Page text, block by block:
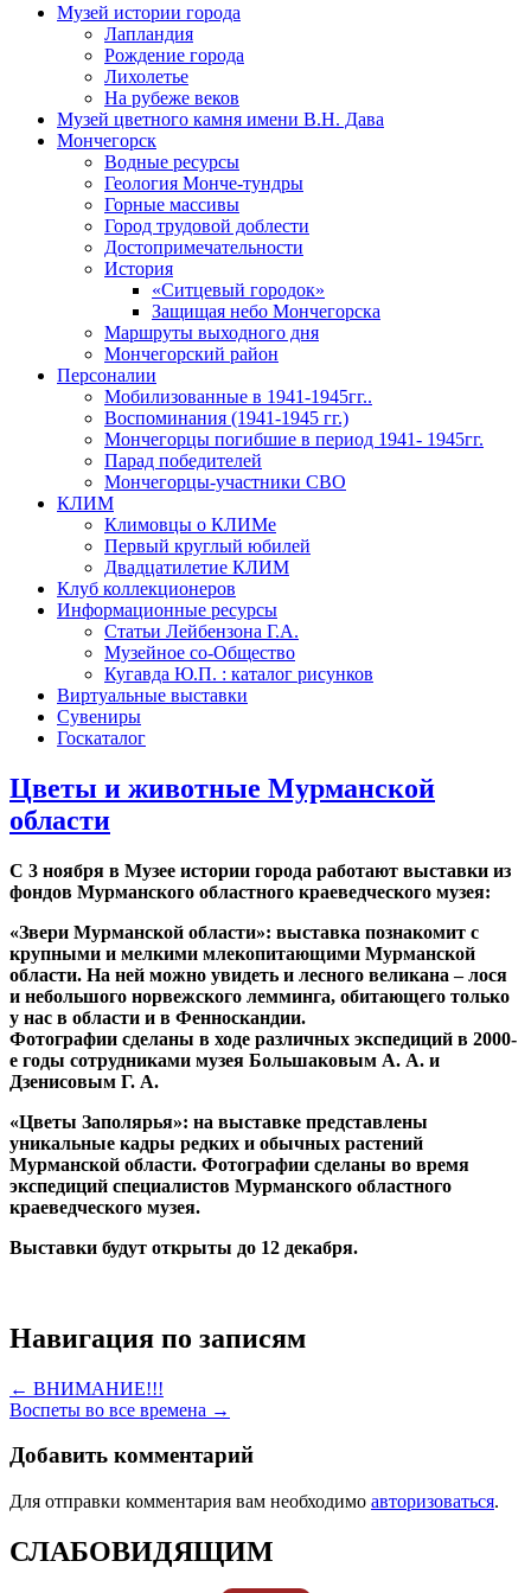
Музей истории города
Лапландия
Рождение города
Лихолетье
На рубеже веков
Музей цветного камня имени В.Н. Дава
Мончегорск
Водные ресурсы
Геология Монче-тундры
Горные массивы
Город трудовой доблести
Достопримечательности
История
«Ситцевый городок»
Защищая небо Мончегорска
Маршруты выходного дня
Мончегорский район
Персоналии
Мобилизованные в 1941-1945гг..
Воспоминания (1941-1945 гг.)
Мончегорцы погибшие в период 1941- 1945гг.
Парад победителей
Мончегорцы-участники СВО
КЛИМ
Климовцы о КЛИМе
Первый круглый юбилей
Двадцатилетие КЛИМ
Клуб коллекционеров
Информационные ресурсы
Статьи Лейбензона Г.А.
Музейное со-Общество
Кугавда Ю.П. : каталог рисунков
Виртуальные выставки
Сувениры
Госкаталог
Цветы и животные Мурманской
области
С 3 ноября в Музее истории города работают выставки из
фондов Мурманского областного краеведческого музея:
«Звери Мурманской области»: выставка познакомит с
крупными и мелкими млекопитающими Мурманской
области. На ней можно увидеть и лесного великана – лося
и небольшого норвежского лемминга, обитающего только
у нас в области и в Фенноскандии.
Фотографии сделаны в ходе различных экспедиций в 2000-
е годы сотрудниками музея Большаковым А. А. и
Дзенисовым Г. А.
«Цветы Заполярья»: на выставке представлены
уникальные кадры редких и обычных растений
Мурманской области. Фотографии сделаны во время
экспедиций специалистов Мурманского областного
краеведческого музея.
Выставки будут открыты до 12 декабря.
Навигация по записям
← ВНИМАНИЕ!!!
Воспеты во все времена →
Добавить комментарий
Для отправки комментария вам необходимо авторизоваться.
СЛАБОВИДЯЩИМ